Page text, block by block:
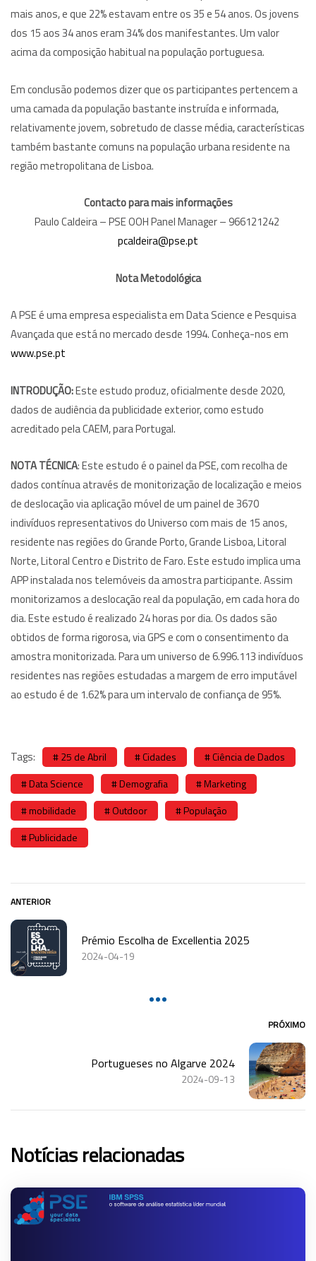
mais anos, e que 22% estavam entre os 35 e 54 anos. Os jovens
dos 15 aos 34 anos eram 34% dos manifestantes. Um valor
acima da composição habitual na população portuguesa.
Em conclusão podemos dizer que os participantes pertencem a
uma camada da população bastante instruída e informada,
relativamente jovem, sobretudo de classe média, características
também bastante comuns na população urbana residente na
região metropolitana de Lisboa.
Contacto para mais informações
Paulo Caldeira – PSE OOH Panel Manager – 966121242
pcaldeira@pse.pt
Nota Metodológica
A PSE é uma empresa especialista em Data Science e Pesquisa
Avançada que está no mercado desde 1994. Conheça-nos em
www.pse.pt
INTRODUÇÃO:Este estudo produz, oficialmente desde 2020,
dados de audiência da publicidade exterior, como estudo
acreditado pela CAEM, para Portugal.
NOTA TÉCNICA: Este estudo é o painel da PSE, com recolha de
dados contínua através de monitorização de localização e meios
de deslocação via aplicação móvel de um painel de 3670
indivíduos representativos do Universo com mais de 15 anos,
residente nas regiões do Grande Porto, Grande Lisboa, Litoral
Norte, Litoral Centro e Distrito de Faro. Este estudo implica uma
APP instalada nos telemóveis da amostra participante. Assim
monitorizamos a deslocação real da população, em cada hora do
dia. Este estudo é realizado 24 horas por dia. Os dados são
obtidos de forma rigorosa, via GPS e com o consentimento da
amostra monitorizada. Para um universo de 6.996.113 indivíduos
residentes nas regiões estudadas a margem de erro imputável
ao estudo é de 1.62% para um intervalo de confiança de 95%.
Tags: 25 de Abril Cidades
Ciência de Dados
Data Science
Demografia
Marketing
mobilidade
Outdoor
População
Publicidade
ANTERIOR
Prémio Escolha de Excellentia 2025
2024-04-19
PRÓXIMO
Portugueses no Algarve 2024
2024-09-13
Notícias relacionadas